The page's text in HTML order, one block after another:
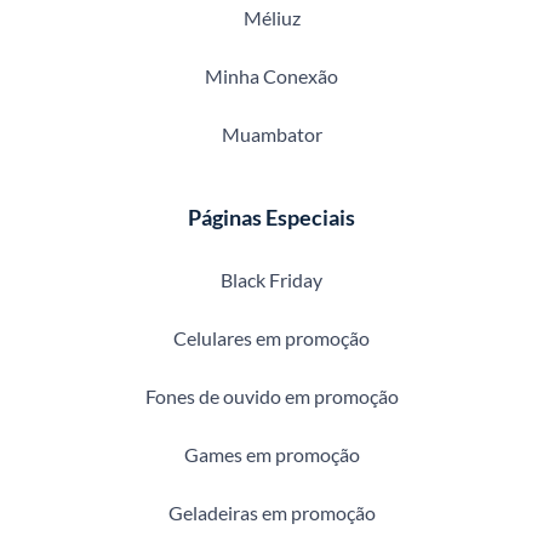
Méliuz
Minha Conexão
Muambator
Páginas Especiais
Black Friday
Celulares em promoção
Fones de ouvido em promoção
Games em promoção
Geladeiras em promoção